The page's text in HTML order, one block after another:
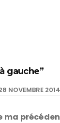
gauche”
NOVEMBRE 2014
ma